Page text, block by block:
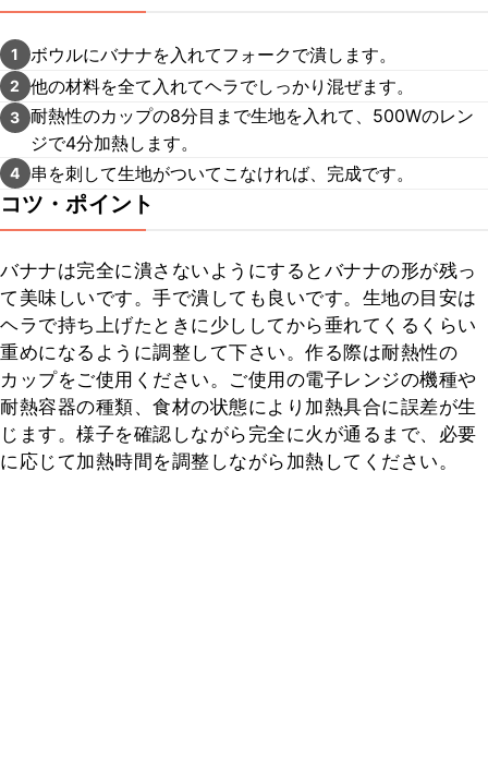
1 ボウルにバナナを入れてフォークで潰します。
2 他の材料を全て入れてヘラでしっかり混ぜます。
3 耐熱性のカップの8分目まで生地を入れて、500Wのレン
ジで4分加熱します。
4 串を刺して生地がついてこなければ、完成です。
コツ・ポイント
バナナは完全に潰さないようにするとバナナの形が残っ
て美味しいです。手で潰しても良いです。生地の目安は
ヘラで持ち上げたときに少ししてから垂れてくるくらい
重めになるように調整して下さい。作る際は耐熱性の
カップをご使用ください。ご使用の電子レンジの機種や
耐熱容器の種類、食材の状態により加熱具合に誤差が生
じます。様子を確認しながら完全に火が通るまで、必要
に応じて加熱時間を調整しながら加熱してください。